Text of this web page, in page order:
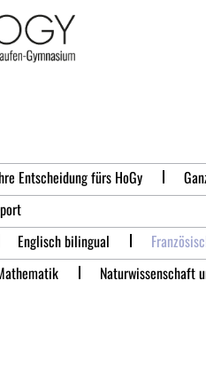
Entscheidung fürs HoGy
Englisch bilingual
Naturwissenschaft